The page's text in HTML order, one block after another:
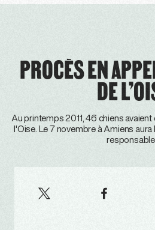
PROCÈS EN
DE
Au printemps 2011, 46 chiens
l'Oise. Le 7 novembre à Amiens